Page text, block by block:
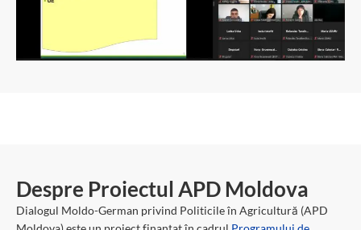
Despre Proiectul APD Moldova
Dialogul Moldo-German privind Politicile în Agricultură (APD